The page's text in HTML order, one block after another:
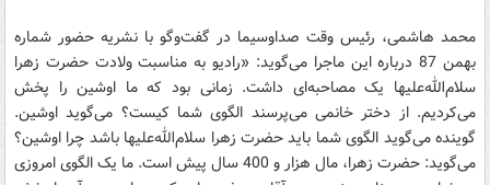
محمد هاشمی، رئیس وقت صداوسیما در گفت‌وگو با نشريه حضور شماره
بهمن 87 درباره اين ماجرا می‌گوید: «رادیو به مناسبت ولادت حضرت زهرا
سلام‌الله‌علیها یک مصاحبه‌ای داشت. زمانی بود که ما اوشین را پخش
می‌کردیم. از دختر خانمی می‌پرسند الگوی شما کیست؟ می‌گوید اوشین.
گوینده می‌گوید الگوی شما باید حضرت زهرا سلام‌الله‌علیها باشد چرا اوشین؟
می‌گوید: حضرت زهرا، مال هزار و 400 سال پیش است. ما یک الگوی امروزی